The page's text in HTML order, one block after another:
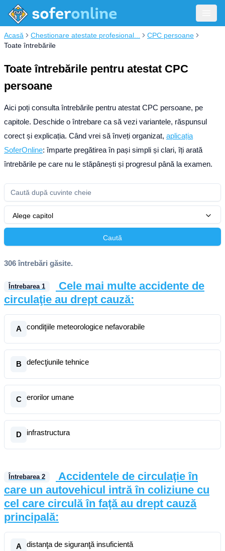
Acasă Chestionare atestate profesional...
CPC persoane
Toate întrebările
Toate întrebările pentru atestat CPC
persoane
Aici poți consulta întrebările pentru atestat CPC persoane, pe
capitole. Deschide o întrebare ca să vezi variantele, răspunsul
corect și explicația. Când vrei să înveți organizat, aplicația
SoferOnline: împarte pregătirea în pași simpli și clari, îți arată
întrebările pe care nu le stăpânești și progresul până la examen.
Alege capitol
Caută
306 întrebări găsite.
Întrebarea 1
Cele mai multe accidente de
circulaţie au drept cauză:
A condiţiile meteorologice nefavorabile
B defecţiunile tehnice
C erorilor umane
D infrastructura
Întrebarea 2
Accidentele de circulaţie în
care un autovehicul intră în coliziune cu
cel care circulă în faţă au drept cauză
principală:
A distanţa de siguranţă insuficientă